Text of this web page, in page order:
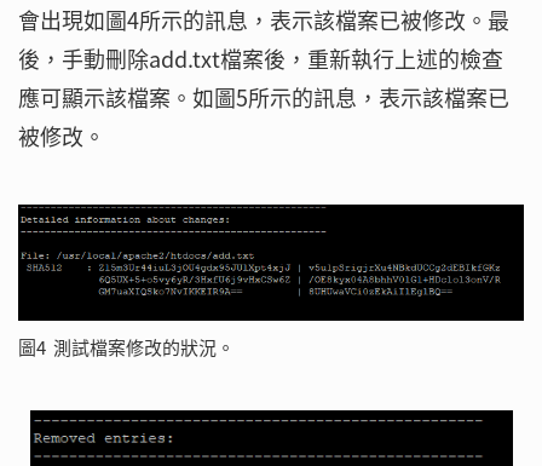
會出現如圖4所示的訊息，表示該檔案已被修改。最
後，手動刪除add.txt檔案後，重新執行上述的檢查
應可顯示該檔案。如圖5所示的訊息，表示該檔案已
被修改。
圖4 測試檔案修改的狀況。